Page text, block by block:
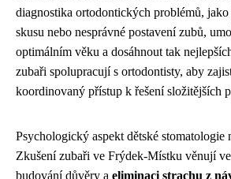
diagnostika ortodontických problémů,
skusu nebo nesprávné postavení zubů,
optimálním věku a dosáhnout tak
zubaři spolupracují s ortodontisty, aby
koordinovaný přístup k řešení složitějších
Psychologický aspekt dětské stomatologie
Zkušení zubaři ve Frýdek-Místku věnují
budování důvěry a eliminaci strachu z